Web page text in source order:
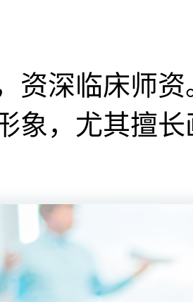
资深临床师
象，尤其擅